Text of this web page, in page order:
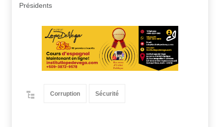
Présidents
Corruption Sécurité